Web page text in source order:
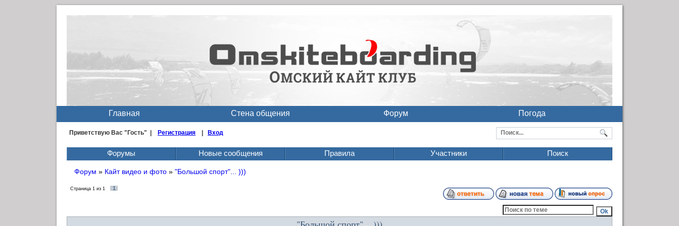
Главная Стена общения Форум Погода
Приветствую Вас "Гость" | Регистрация Вход
Форумы Новые сообщения Правила Участники Поиск
Форум » Кайт видео и фото » "Большой спорт"... )))
Страница 1 из 1 1